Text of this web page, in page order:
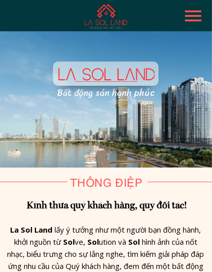
Bất động sản hạnh phúc
La Sol Landlấy ý tưởng như một người bạn đồng hành,
khởi nguồn từ Solve, Solution và Solhình ảnh của nốt
nhạc, biểu trưng cho sự lắng nghe, tìm kiếm giải pháp đáp
ứng nhu cầu của Quý khách hàng, đem đến một bất động
THÔNG ĐIỆP
Kính thưa quý khách hàng, quý đối tác!